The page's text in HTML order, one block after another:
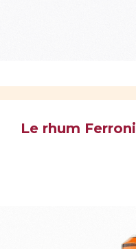
Le rhum Ferroni